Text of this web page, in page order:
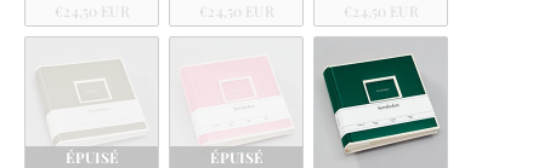
€24,50 EUR
€24,50 EUR
€24,50 EUR
ÉPUISÉ
ÉPUISÉ